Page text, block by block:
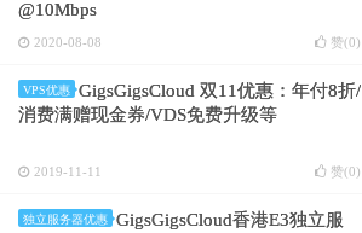
@10Mbps
2020-08-08 赞(0)
VPS优惠
GigsGigsCloud 双11优惠：年付8折/
消费满赠现金券/VDS免费升级等
2019-11-11 赞(0)
独立服务器优惠
GigsGigsCloud香港E3独立服